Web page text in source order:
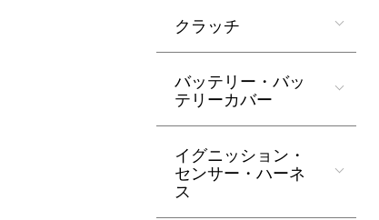
クラッチ
バッテリー・バッ
テリーカバー
イグニッション・
センサー・ハーネ
ス